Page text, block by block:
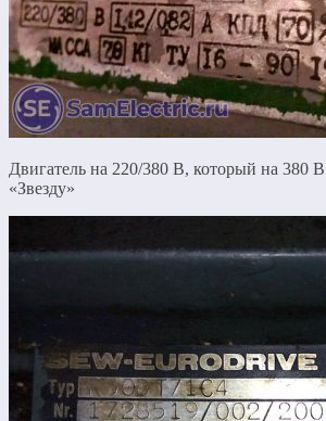
Двигатель на 220/380 В, который на 380
«Звезду»